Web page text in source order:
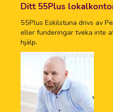
Ditt 55Plus
55Plus Eskilstuna drivs av
eller funderingar tveka inte
hjälp.